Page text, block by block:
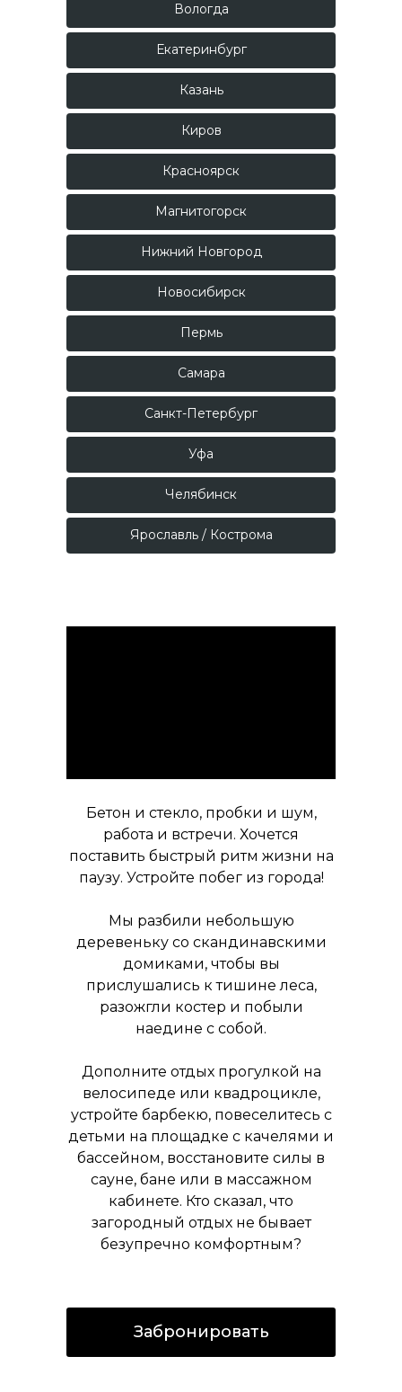
Вологда
Екатеринбург
Пермь
Челябинск
Ярославль / Кострома
Нижний Новгород
Самара
Магнитогорск
Киров
Новосибирск
Казань
Уфа
Санкт-Петербург
Красноярск
Бетон и стекло, пробки и шум,
работа и встречи. Хочется
поставить быстрый ритм жизни на
паузу. Устройте побег из города!
Мы разбили небольшую
деревеньку со скандинавскими
домиками, чтобы вы
прислушались к тишине леса,
разожгли костер и побыли
наедине с собой.
Дополните отдых прогулкой на
велосипеде или квадроцикле,
устройте барбекю, повеселитесь с
детьми на площадке с качелями и
бассейном, восстановите силы в
сауне, бане или в массажном
кабинете. Кто сказал, что
загородный отдых не бывает
безупречно комфортным?
Забронировать